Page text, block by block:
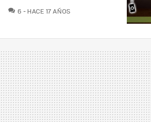
6 COMENTARIOS
HACE 17 AÑOS